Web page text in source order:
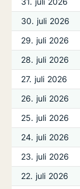
30. juli 2026
29. juli 2026
28. juli 2026
27. juli 2026
26. juli 2026
25. juli 2026
24. juli 2026
23. juli 2026
22. juli 2026